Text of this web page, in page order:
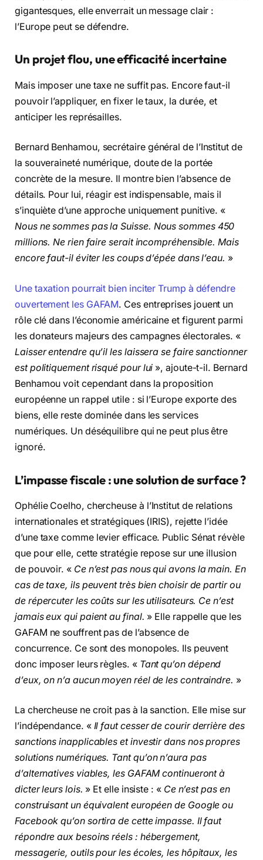
gigantesques, elle enverrait un message clair :
l’Europe peut se défendre.
Un projet flou, une efficacité incertaine
Mais imposer une taxe ne suffit pas. Encore faut-il
pouvoir l’appliquer, en fixer le taux, la durée, et
anticiper les représailles.
Bernard Benhamou, secrétaire général de l’Institut de
la souveraineté numérique, doute de la portée
concrète de la mesure. Il montre bien l’absence de
détails. Pour lui, réagir est indispensable, mais il
s’inquiète d’une approche uniquement punitive. «
Nous ne sommes pas la Suisse. Nous sommes 450
millions. Ne rien faire serait incompréhensible. Mais
encore faut-il éviter les coups d’épée dans l’eau. »
Une taxation pourrait bien inciter Trump à défendre
ouvertement les GAFAM. Ces entreprises jouent un
rôle clé dans l’économie américaine et figurent parmi
les donateurs majeurs des campagnes électorales. «
Laisser entendre qu’il les laissera se faire sanctionner
est politiquement risqué pour lui », ajoute-t-il. Bernard
Benhamou voit cependant dans la proposition
européenne un rappel utile : si l’Europe exporte des
biens, elle reste dominée dans les services
numériques. Un déséquilibre qui ne peut plus être
ignoré.
L’impasse fiscale : une solution de surface ?
Ophélie Coelho, chercheuse à l’Institut de relations
internationales et stratégiques (IRIS), rejette l’idée
d’une taxe comme levier efficace. Public Sénat révèle
que pour elle, cette stratégie repose sur une illusion
de pouvoir. « Ce n’est pas nous qui avons la main. En
cas de taxe, ils peuvent très bien choisir de partir ou
de répercuter les coûts sur les utilisateurs. Ce n’est
jamais eux qui paient au final. » Elle rappelle que les
GAFAM ne souffrent pas de l’absence de
concurrence. Ce sont des monopoles. Ils peuvent
donc imposer leurs règles. « Tant qu’on dépend
d’eux, on n’a aucun moyen réel de les contraindre. »
La chercheuse ne croit pas à la sanction. Elle mise sur
l’indépendance. « Il faut cesser de courir derrière des
sanctions inapplicables et investir dans nos propres
solutions numériques. Tant qu’on n’aura pas
d’alternatives viables, les GAFAM continueront à
dicter leurs lois. » Et elle insiste : « Ce n’est pas en
construisant un équivalent européen de Google ou
Facebook qu’on sortira de cette impasse. Il faut
répondre aux besoins réels : hébergement,
messagerie, outils pour les écoles, les hôpitaux, les